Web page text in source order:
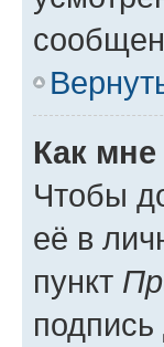
Как
Чтобы
её в
пункт